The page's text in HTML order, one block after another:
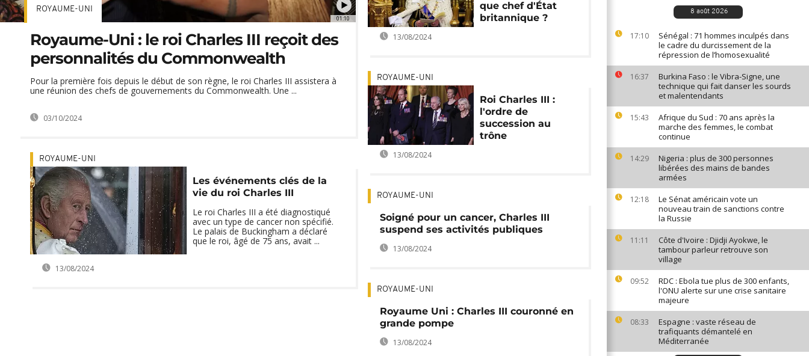
8 août 2026
17:10
Sénégal : 71 hommes inculpés dans
le cadre du durcissement de la
répression de l’homosexualité
16:37
Burkina Faso : le Vibra-Signe, une
technique qui fait danser les sourds
et malentendants
15:43
Afrique du Sud : 70 ans après la
marche des femmes, le combat
continue
14:29
Nigeria : plus de 300 personnes
libérées des mains de bandes
armées
12:18
Le Sénat américain vote un
nouveau train de sanctions contre
la Russie
11:11
Côte d'Ivoire : Djidji Ayokwe, le
tambour parleur retrouve son
village
09:52
RDC : Ebola tue plus de 300 enfants,
l'ONU alerte sur une crise sanitaire
majeure
08:33
Espagne : vaste réseau de
trafiquants démantelé en
Méditerranée
01:10
ROYAUME-UNI
Royaume-Uni : le roi Charles III reçoit des
personnalités du Commonwealth
Pour la première fois depuis le début de son règne, le roi Charles III assistera à
une réunion des chefs de gouvernements du Commonwealth. Une ...
03/10/2024
ROYAUME-UNI
Les événements clés de la
vie du roi Charles III
Le roi Charles III a été diagnostiqué
avec un type de cancer non spécifié.
Le palais de Buckingham a déclaré
que le roi, âgé de 75 ans, avait ...
13/08/2024
que chef d'État
britannique ?
13/08/2024
ROYAUME-UNI
Roi Charles III :
l'ordre de
succession au
trône
13/08/2024
ROYAUME-UNI
Soigné pour un cancer, Charles III
suspend ses activités publiques
13/08/2024
ROYAUME-UNI
Royaume Uni : Charles III couronné en
grande pompe
13/08/2024